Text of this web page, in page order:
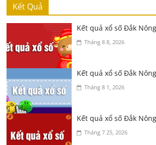
Kết Quả
Kết quả xổ số Đắk
Tháng 8 8, 2026
Kết quả xổ số Đắk
Tháng 8 1, 2026
Kết quả xổ số Đắk
Tháng 7 25, 2026